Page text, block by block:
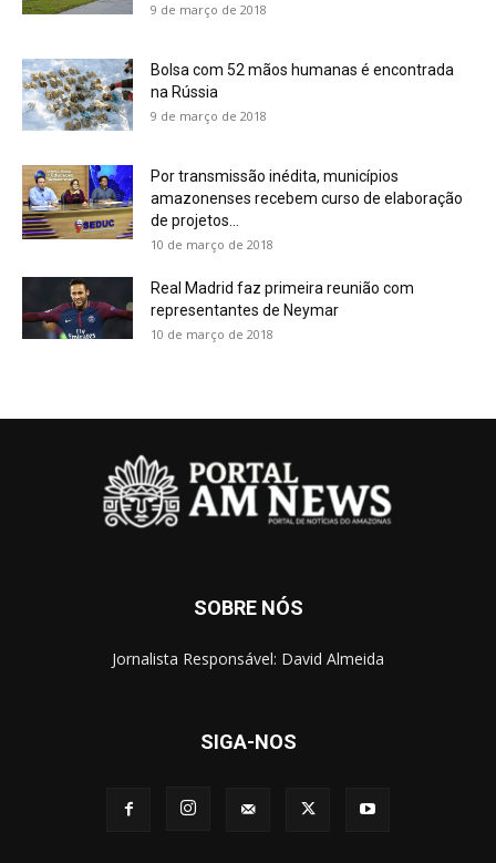
9 de março de 2018
Bolsa com 52 mãos humanas é encontrada
na Rússia
9 de março de 2018
Por transmissão inédita, municípios
amazonenses recebem curso de elaboração
de projetos...
10 de março de 2018
Real Madrid faz primeira reunião com
representantes de Neymar
10 de março de 2018
SOBRE NÓS
Jornalista Responsável: David Almeida
SIGA-NOS